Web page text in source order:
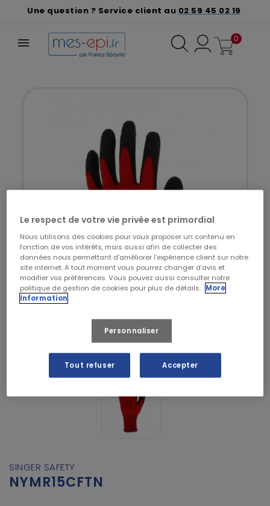
Une question ? Service client au 02 59 45 02 19
0
SINGER SAFETY
NYMR15CFTN
Le respect de votre vie privée est primordial
Nous utilisons des cookies pour vous proposer un contenu en
fonction de vos intérêts, mais aussi afin de collecter des
données nous permettant d’améliorer l’expérience client sur notre
site internet. A tout moment vous pourrez changer d’avis et
modifier vos préférences. Vous pouvez aussi consulter notre
politique de gestion de cookies pour plus de détails.
More
Information
Personnaliser
Tout refuser Accepter